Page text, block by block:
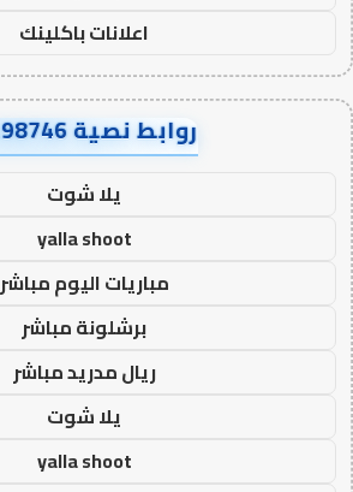
اعلانات باكلينك
روابط نصية AA98746
يلا شوت
yalla shoot
مباريات اليوم مباشر
برشلونة مباشر
ريال مدريد مباشر
يلا شوت
yalla shoot